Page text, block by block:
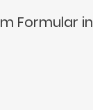
Formular